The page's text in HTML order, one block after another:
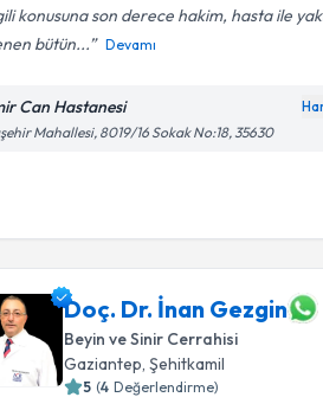
konusuna son derece hakim, hasta ile
bütün...
Devamı
Can Hastanesi
Mahallesi, 8019/16 Sokak No:18, 35630
Doç. Dr. İnan Gezgin
Beyin ve Sinir Cerrahisi
Gaziantep,Şehitkamil
5 (4 Değerlendirme)